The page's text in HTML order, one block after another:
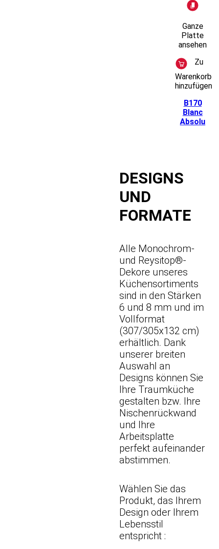
Ganze
Platte
ansehen
Zu
Warenkorb
hinzufügen
B170
Blanc
Absolu
DESIGNS
UND
FORMATE
Alle Monochrom-
und Reysitop®-
Dekore unseres
Küchensortiments
sind in den Stärken
6 und 8 mm und im
Vollformat
(307/305x132 cm)
erhältlich. Dank
unserer breiten
Auswahl an
Designs können Sie
Ihre Traumküche
gestalten bzw. Ihre
Nischenrückwand
und Ihre
Arbeitsplatte
perfekt aufeinander
abstimmen.
Wählen Sie das
Produkt, das Ihrem
Design oder Ihrem
Lebensstil
entspricht :